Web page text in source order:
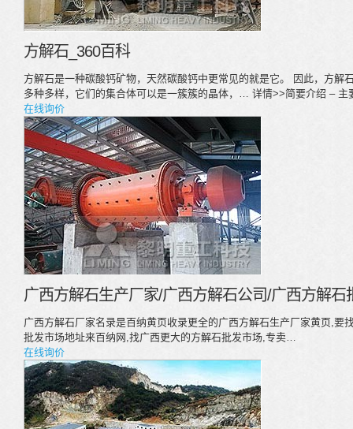
方解石_360百科
方解石是一种碳酸钙矿物，天然碳酸钙中更常见的就是它。 因此，方解
多种多样，它们的集合体可以是一簇簇的晶体，… 详情>>简要介绍 – 主
在线询价
广西方解石生产厂家/广西方解石公司/广西方解
广西方解石厂家名录是百纳黄页收录更全的广西方解石生产厂家黄页,要
批发市场地址来百纳网,找广西更大的方解石批发市场,专卖…
在线询价